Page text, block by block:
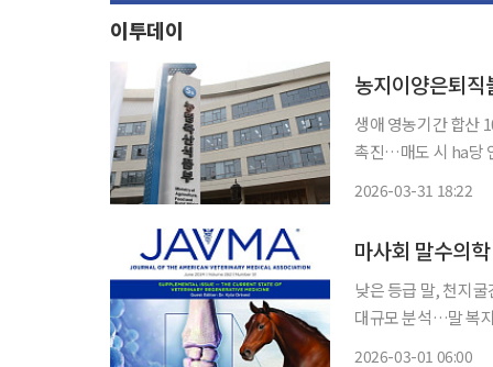
이투데이
농지이양은퇴
생애 영농기간 합산
촉진…매도 시 ha당 연 600만원·
2026-03-31 18:22
마사회 말수의
낮은 등급 말, 천지
대규모 분석…말 복지 정책 과학적 기반
2026-03-01 06:00